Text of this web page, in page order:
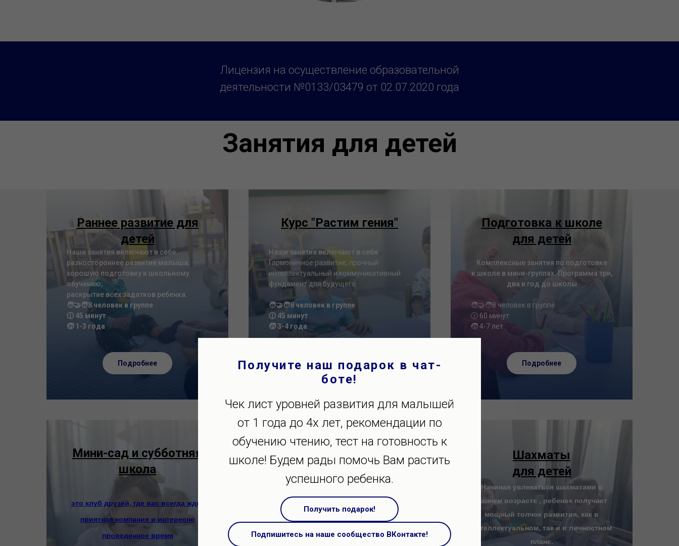
Получите наш подарок в чат-
боте!
Чек лист уровней развития для малышей
от 1 года до 4х лет, рекомендации по
обучению чтению, тест на готовность к
школе! Будем рады помочь Вам растить
успешного ребенка.
Получить подарок!
Подпишитесь на наше сообщество ВКонтакте!
Лицензия на осуществление образовательной
деятельности №0133/03479 от 02.07.2020 года
Занятия для детей
Раннее развитие для
детей
Наши занятия включают в себя:
разностороннее развитие малыша;
хорошую подготовку к школьному
обучению;
раскрытие всех задатков ребенка.
🧑‍🤝‍🧑8 человек в группе
🕧 45 минут
🧒 1-3 года
Подробнее
Курс "Растим гения"
Наши занятия включают в себя:
Гармоничное развитие, прочный
интеллектуальный и коммуникативный
фундамент для будущего
🧑‍🤝‍🧑8 человек в группе
🕧 45 минут
🧒 3-4 года
Подробнее
Подготовка к школе
для детей
Комплексные занятия по подготовке
к школе в мини-группах. Программа три,
два и год до школы
🧑‍🤝‍🧑8 человек в группе
🕧 60 минут
🧒 4-7 лет
Подробнее
Мини-сад и субботняя
школа
это клуб друзей, где вас всегда ждет
приятная компания и интересно
проведенное время
Рисование для детей
Каждое занятие - новый арт-шедевр,
который может стать прекрасным
подарком для близких или украсить
комнату ребёнка. Вы будете гордиться
Шахматы
для детей
Начиная увлекаться шахматами в
раннем возрасте , ребенок получает
мощный толчок развития, как в
интеллектуальном, так и в личностном
плане.